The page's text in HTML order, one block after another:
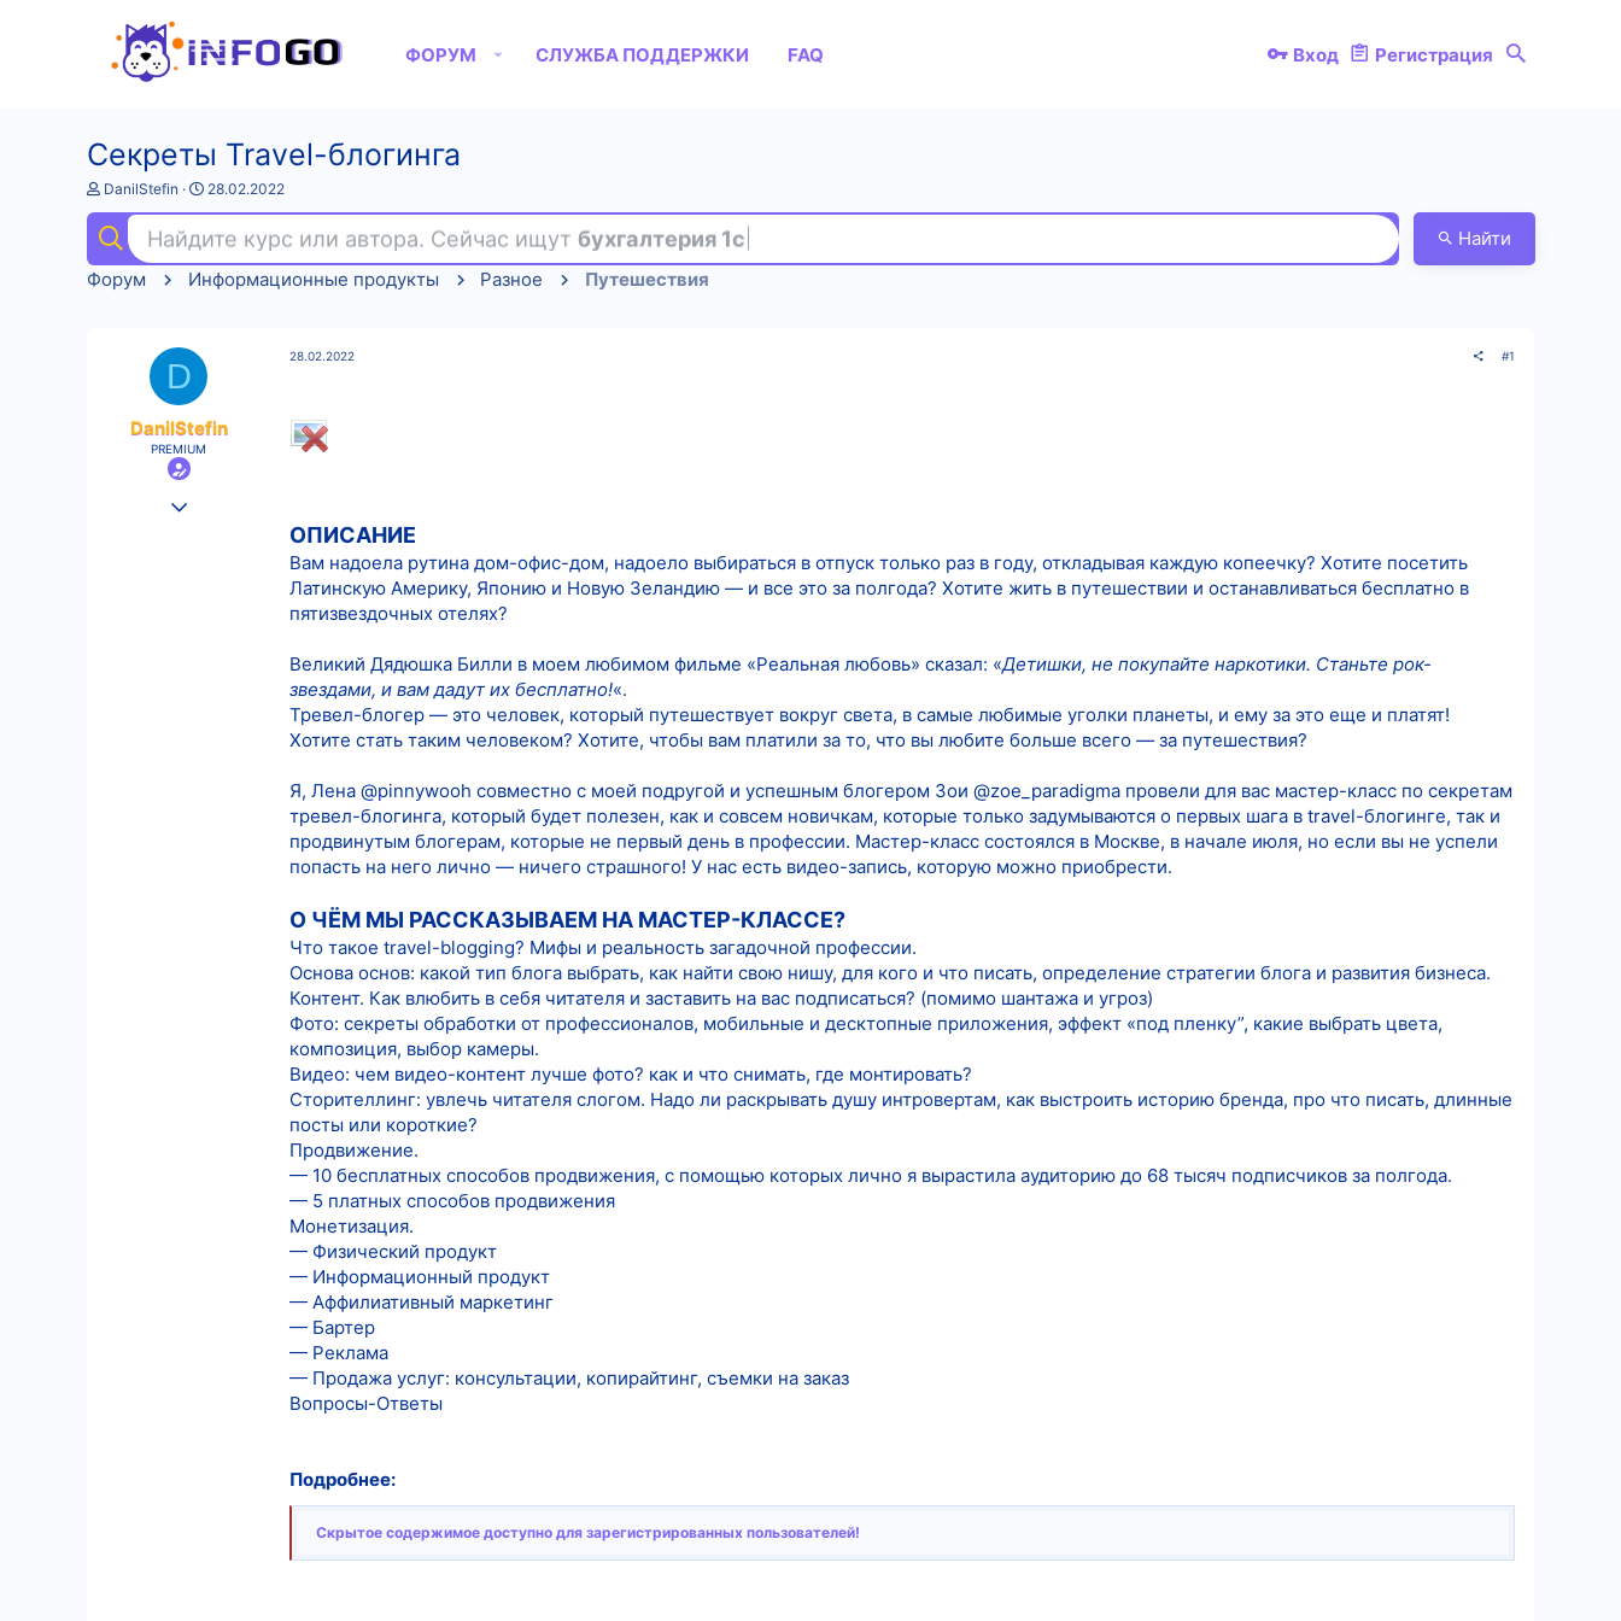
ФОРУМ СЛУЖБА ПОДДЕРЖКИ FAQ Вход Регистрация
Секреты Travel-блогинга
А
т
о
р
т
DanilStefin
Д
а
н
а
28.02.2022
Найдите курс или автора. Сейчас ищут бухгалтерия 1с
Найти
Форум
Информационные продукты Разное Путешествия
D
DanilStefin
PREMIUM
28.02.2022 #1
ОПИСАНИЕ
Вам надоела рутина дом-офис-дом, надоело выбираться в отпуск только раз в году, откладывая каждую копеечку? Хотите посетить
Латинскую Америку, Японию и Новую Зеландию — и все это за полгода? Хотите жить в путешествии и останавливаться бесплатно в
пятизвездочных отелях?
Великий Дядюшка Билли в моем любимом фильме «Реальная любовь» сказал: «Детишки, не покупайте наркотики. Станьте рок-
звездами, и вам дадут их бесплатно!«.
Тревел-блогер — это человек, который путешествует вокруг света, в самые любимые уголки планеты, и ему за это еще и платят!
Хотите стать таким человеком? Хотите, чтобы вам платили за то, что вы любите больше всего — за путешествия?
Я, Лена @pinnywooh совместно с моей подругой и успешным блогером Зои @zoe_paradigma провели для вас мастер-класс по секретам
тревел-блогинга, который будет полезен, как и совсем новичкам, которые только задумываются о первых шага в travel-блогинге, так и
продвинутым блогерам, которые не первый день в профессии. Мастер-класс состоялся в Москве, в начале июля, но если вы не успели
попасть на него лично — ничего страшного! У нас есть видео-запись, которую можно приобрести.
О ЧЁМ МЫ РАССКАЗЫВАЕМ НА МАСТЕР-КЛАССЕ?
Что такое travel-blogging? Мифы и реальность загадочной профессии.
Основа основ: какой тип блога выбрать, как найти свою нишу, для кого и что писать, определение стратегии блога и развития бизнеса.
Контент. Как влюбить в себя читателя и заставить на вас подписаться? (помимо шантажа и угроз)
Фото: секреты обработки от профессионалов, мобильные и десктопные приложения, эффект «под пленку”, какие выбрать цвета,
композиция, выбор камеры.
Видео: чем видео-контент лучше фото? как и что снимать, где монтировать?
Сторителлинг: увлечь читателя слогом. Надо ли раскрывать душу интровертам, как выстроить историю бренда, про что писать, длинные
посты или короткие?
Продвижение.
— 10 бесплатных способов продвижения, с помощью которых лично я вырастила аудиторию до 68 тысяч подписчиков за полгода.
— 5 платных способов продвижения
Монетизация.
— Физический продукт
— Информационный продукт
— Аффилиативный маркетинг
— Бартер
— Реклама
— Продажа услуг: консультации, копирайтинг, съемки на заказ
Вопросы-Ответы
Подробнее:
Скрытое содержимое доступно для зарегистрированных пользователей!